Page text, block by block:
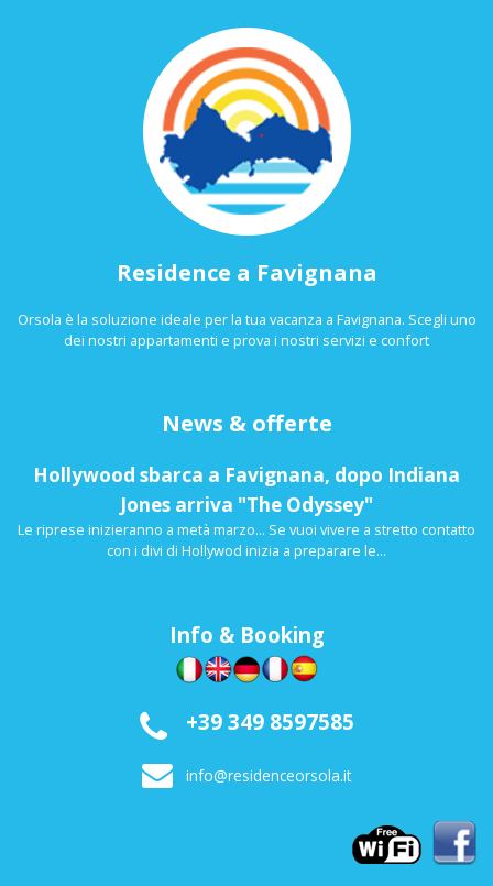
Residence a Favignana
Orsola è la soluzione ideale per la tua vacanza a Favignana. Scegli uno
dei nostri appartamenti e prova i nostri servizi e confort
News & offerte
Hollywood sbarca a Favignana, dopo Indiana
Jones arriva "The Odyssey"
Le riprese inizieranno a metà marzo... Se vuoi vivere a stretto contatto
con i divi di Hollywod inizia a preparare le...
Info & Booking
+39 349 8597585
info@residenceorsola.it